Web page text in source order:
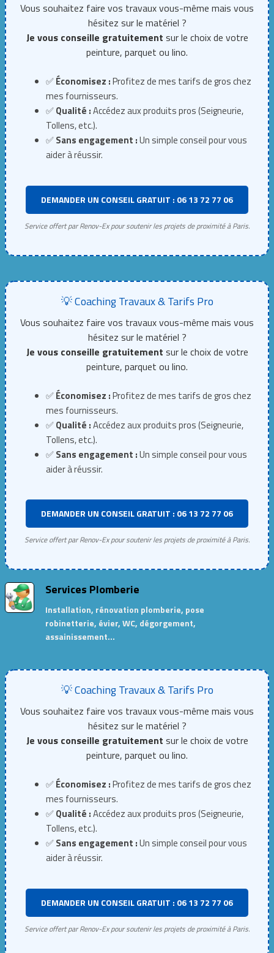
Vous souhaitez faire vos travaux vous-même mais vous
hésitez sur le matériel ?
Je vous conseille gratuitement sur le choix de votre
peinture, parquet ou lino.
✅Économisez :Profitez de mes tarifs de gros chez
mes fournisseurs.
✅Qualité :Accédez aux produits pros (Seigneurie,
Tollens, etc.).
✅Sans engagement :Un simple conseil pour vous
aider à réussir.
DEMANDER UN CONSEIL GRATUIT : 06 13 72 77 06
Service offert par Renov-Ex pour soutenir les projets de proximité à Paris.
💡 Coaching Travaux & Tarifs Pro
Vous souhaitez faire vos travaux vous-même mais vous
hésitez sur le matériel ?
Je vous conseille gratuitement sur le choix de votre
peinture, parquet ou lino.
✅Économisez :Profitez de mes tarifs de gros chez
mes fournisseurs.
✅Qualité :Accédez aux produits pros (Seigneurie,
Tollens, etc.).
✅Sans engagement :Un simple conseil pour vous
aider à réussir.
DEMANDER UN CONSEIL GRATUIT : 06 13 72 77 06
Service offert par Renov-Ex pour soutenir les projets de proximité à Paris.
Services Plomberie
Installation, rénovation plomberie, pose
robinetterie, évier, WC, dégorgement,
assainissement…
💡 Coaching Travaux & Tarifs Pro
Vous souhaitez faire vos travaux vous-même mais vous
hésitez sur le matériel ?
Je vous conseille gratuitement sur le choix de votre
peinture, parquet ou lino.
✅Économisez :Profitez de mes tarifs de gros chez
mes fournisseurs.
✅Qualité :Accédez aux produits pros (Seigneurie,
Tollens, etc.).
✅Sans engagement :Un simple conseil pour vous
aider à réussir.
DEMANDER UN CONSEIL GRATUIT : 06 13 72 77 06
Service offert par Renov-Ex pour soutenir les projets de proximité à Paris.